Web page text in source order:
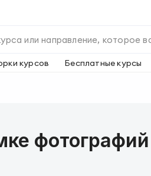
курсов Бесплатные курсы
фотографий